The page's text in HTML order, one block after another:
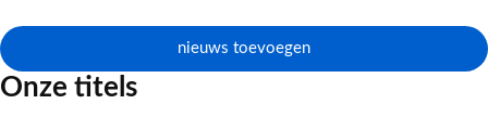
nieuws toevoegen
Onze titels